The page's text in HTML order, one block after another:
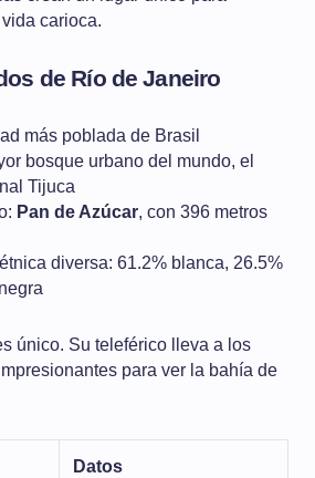
carioca.
de Río de Janeiro
más poblada de Brasil
bosque urbano del mundo, el
Tijuca
Pan de Azúcar, con 396 metros
diversa: 61.2% blanca, 26.5%
único. Su teleférico lleva a los
para ver la bahía de
Datos